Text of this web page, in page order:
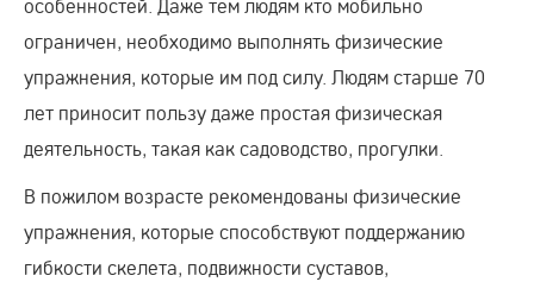
особенностей. Даже тем людям кто мобильно
ограничен, необходимо выполнять физические
упражнения, которые им под силу. Людям старше 70
лет приносит пользу даже простая физическая
деятельность, такая как садоводство, прогулки.
В пожилом возрасте рекомендованы физические
упражнения, которые способствуют поддержанию
гибкости скелета, подвижности суставов,